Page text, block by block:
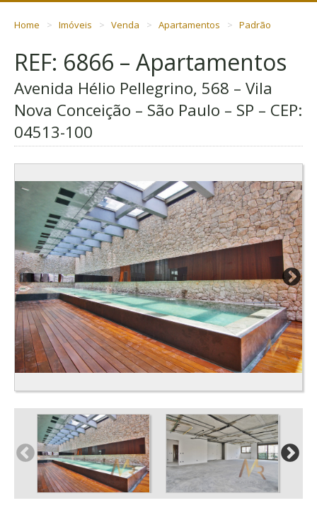
Home Imóveis Venda Apartamentos Padrão
REF: 6866 – Apartamentos
Avenida Hélio Pellegrino, 568 – Vila
Nova Conceição – São Paulo – SP – CEP:
04513-100